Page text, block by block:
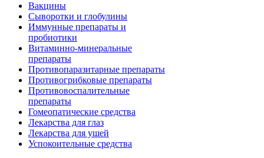
Вакцины
Сыворотки и глобулины
Иммунные препараты и
пробиотики
Витаминно-минеральные
препараты
Противопаразитарные препараты
Противогрибковые препараты
Противовоспалительные
препараты
Гомеопатические средства
Лекарства для глаз
Лекарства для ушей
Успокоительные средства